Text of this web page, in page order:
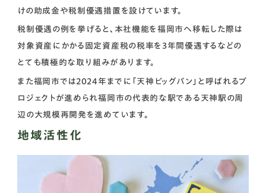
けの助成金や税制優遇措置を設けています。
税制優遇の例を挙げると、本社機能を福岡市へ移転した際は
対象資産にかかる固定資産税の税率を3年間優遇するなどの
とても積極的な取り組みがあります。
また福岡市では2024年までに「天神ビッグバン」と呼ばれるプ
ロジェクトが進められ福岡市の代表的な駅である天神駅の周
辺の大規模再開発を進めています。
地域活性化